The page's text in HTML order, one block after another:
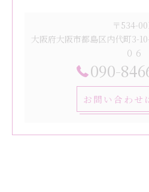
〒534-
大阪府大阪市都島区内代町3-
０６
090-
お問い合わせ